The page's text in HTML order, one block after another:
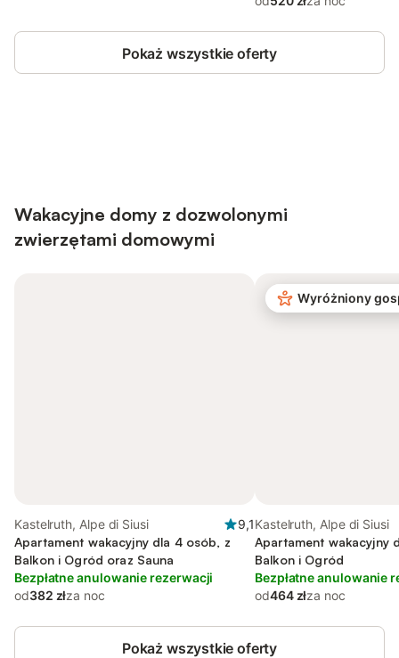
Pokaż wszystkie oferty
Wakacyjne domy z dozwolonymi
zwierzętami domowymi
Kastelruth, Alpe di Siusi
9,1
Apartament wakacyjny dla 4 osób, z
Balkon i Ogród oraz Sauna
Bezpłatne anulowanie rezerwacji
od382 złza noc
Wyróżniony
Kastelruth, Alpe di Siusi
Apartament wakacyjny
Balkon i Ogród
Bezpłatne anulowanie
od464 złza noc
Pokaż wszystkie oferty